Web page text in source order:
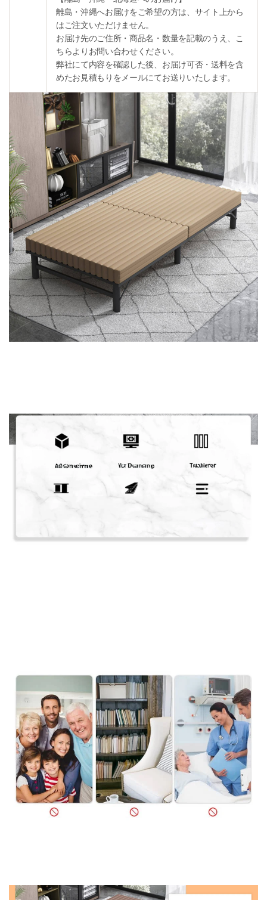
離島・沖縄へお届けをご希望の方は、サイト上から
はご注文いただけません。
お届け先のご住所・商品名・数量を記載のうえ、こ
ちらよりお問い合わせください。
弊社にて内容を確認した後、お届け可否・送料を含
めたお見積もりをメールにてお送りいたします。